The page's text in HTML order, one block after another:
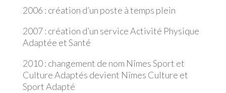
2006 : création d’un poste à temps plein
2007 : création d’un service Activité Physique
Adaptée et Santé
2010 : changement de nom Nîmes Sport et
Culture Adaptés devient Nîmes Culture et
Sport Adapté